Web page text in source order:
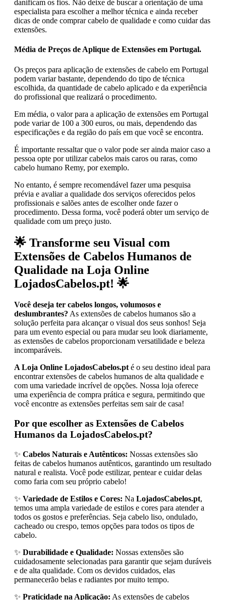
danificam os fios. Não deixe de buscar a orientação de uma
especialista para escolher a melhor técnica e ainda receber
dicas de onde comprar cabelo de qualidade e como cuidar das
extensões.
Média de Preços de Aplique de Extensões em Portugal.
Os preços para aplicação de extensões de cabelo em Portugal
podem variar bastante, dependendo do tipo de técnica
escolhida, da quantidade de cabelo aplicado e da experiência
do profissional que realizará o procedimento.
Em média, o valor para a aplicação de extensões em Portugal
pode variar de 100 a 300 euros, ou mais, dependendo das
especificações e da região do país em que você se encontra.
É importante ressaltar que o valor pode ser ainda maior caso a
pessoa opte por utilizar cabelos mais caros ou raras, como
cabelo humano Remy, por exemplo.
No entanto, é sempre recomendável fazer uma pesquisa
prévia e avaliar a qualidade dos serviços oferecidos pelos
profissionais e salões antes de escolher onde fazer o
procedimento. Dessa forma, você poderá obter um serviço de
qualidade com um preço justo.
🌟 Transforme seu Visual com
Extensões de Cabelos Humanos de
Qualidade na Loja Online
LojadosCabelos.pt! 🌟
Você deseja ter cabelos longos, volumosos e
deslumbrantes? As extensões de cabelos humanos são a
solução perfeita para alcançar o visual dos seus sonhos! Seja
para um evento especial ou para mudar seu look diariamente,
as extensões de cabelos proporcionam versatilidade e beleza
incomparáveis.
A Loja Online LojadosCabelos.pté o seu destino ideal para
encontrar extensões de cabelos humanos de alta qualidade e
com uma variedade incrível de opções. Nossa loja oferece
uma experiência de compra prática e segura, permitindo que
você encontre as extensões perfeitas sem sair de casa!
Por que escolher as Extensões de Cabelos
Humanos da LojadosCabelos.pt?
✨ Cabelos Naturais e Autênticos: Nossas extensões são
feitas de cabelos humanos autênticos, garantindo um resultado
natural e realista. Você pode estilizar, pentear e cuidar delas
como faria com seu próprio cabelo!
✨ Variedade de Estilos e Cores: Na LojadosCabelos.pt,
temos uma ampla variedade de estilos e cores para atender a
todos os gostos e preferências. Seja cabelo liso, ondulado,
cacheado ou crespo, temos opções para todos os tipos de
cabelo.
✨ Durabilidade e Qualidade: Nossas extensões são
cuidadosamente selecionadas para garantir que sejam duráveis
e de alta qualidade. Com os devidos cuidados, elas
permanecerão belas e radiantes por muito tempo.
✨ Praticidade na Aplicação: As extensões de cabelos